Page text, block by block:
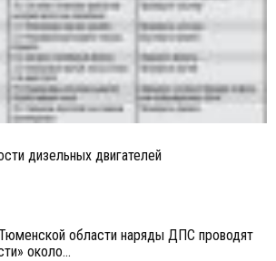
дизельных двигателей
области наряды ДПС проводят
около...